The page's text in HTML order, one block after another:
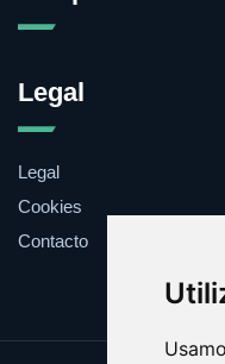
Legal
Legal
Cookies
Contacto